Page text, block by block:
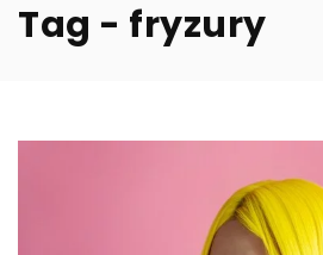
Tag - fryzury